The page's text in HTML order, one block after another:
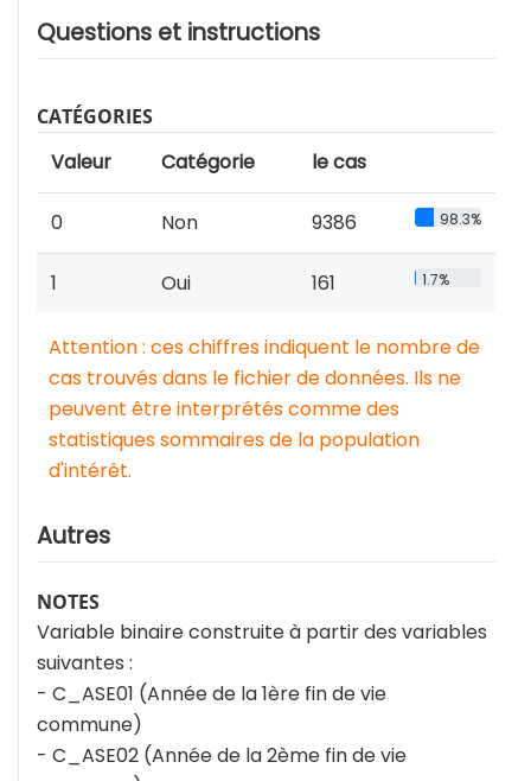
Questions et instructions
CATÉGORIES
Valeur Catégorie le cas
0 Non 9386 98.3%
1 Oui 161 1.7%
Attention : ces chiffres indiquent le nombre de
cas trouvés dans le fichier de données. Ils ne
peuvent être interprétés comme des
statistiques sommaires de la population
d'intérêt.
Autres
NOTES
Variable binaire construite à partir des variables
suivantes :
- C_ASE01 (Année de la 1ère fin de vie
commune)
- C_ASE02 (Année de la 2ème fin de vie